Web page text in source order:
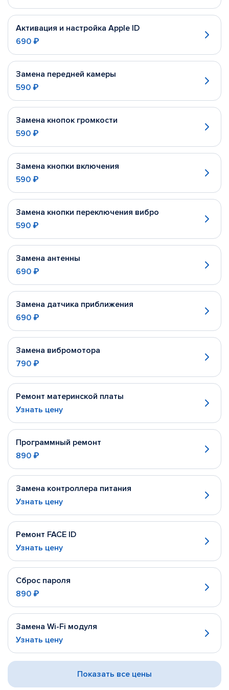
Активация и настройка Apple ID
690 ₽
Замена передней камеры
590 ₽
Замена кнопок громкости
590 ₽
Замена кнопки включения
590 ₽
Замена кнопки переключения вибро
590 ₽
Замена антенны
690 ₽
Замена датчика приближения
690 ₽
Замена вибромотора
790 ₽
Ремонт материнской платы
Узнать цену
Программный ремонт
890 ₽
Замена контроллера питания
Узнать цену
Ремонт FACE ID
Узнать цену
Сброс пароля
890 ₽
Замена Wi-Fi модуля
Узнать цену
Показать все цены